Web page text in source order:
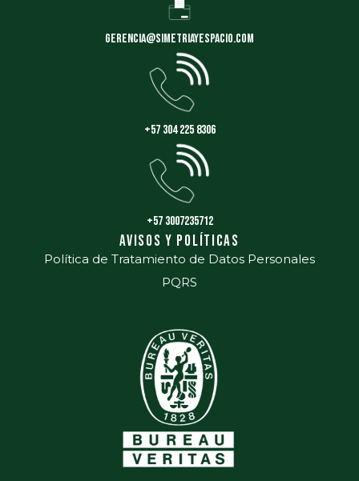
gerencia@simetriayespacio.com
+57 304 225 8306
+57 3007235712
Avisos y políticas
Política de Tratamiento de Datos Personales
PQRS